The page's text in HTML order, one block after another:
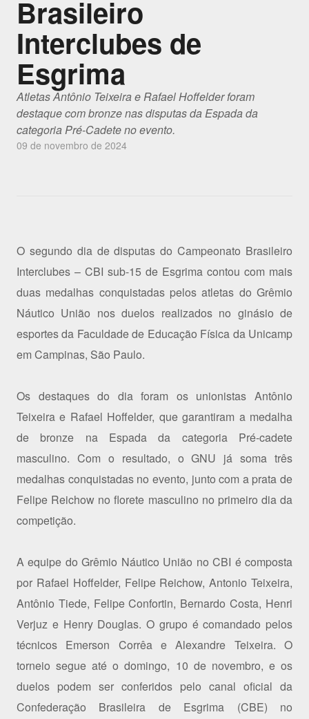
Brasileiro
Interclubes de
Esgrima
Atletas Antônio Teixeira e Rafael Hoffelder foram
destaque com bronze nas disputas da Espada da
categoria Pré-Cadete no evento.
09 de novembro de 2024
O segundo dia de disputas do Campeonato Brasileiro
Interclubes – CBI sub-15 de Esgrima contou com mais
duas medalhas conquistadas pelos atletas do Grêmio
Náutico União nos duelos realizados no ginásio de
esportes da Faculdade de Educação Física da Unicamp
em Campinas, São Paulo.
Os destaques do dia foram os unionistas Antônio
Teixeira e Rafael Hoffelder, que garantiram a medalha
de bronze na Espada da categoria Pré-cadete
masculino. Com o resultado, o GNU já soma três
medalhas conquistadas no evento, junto com a prata de
Felipe Reichow no florete masculino no primeiro dia da
competição.
A equipe do Grêmio Náutico União no CBI é composta
por Rafael Hoffelder, Felipe Reichow, Antonio Teixeira,
Antônio Tiede, Felipe Confortin, Bernardo Costa, Henri
Verjuz e Henry Douglas. O grupo é comandado pelos
técnicos Emerson Corrêa e Alexandre Teixeira. O
torneio segue até o domingo, 10 de novembro, e os
duelos podem ser conferidos pelo canal oficial da
Confederação Brasileira de Esgrima (CBE) no